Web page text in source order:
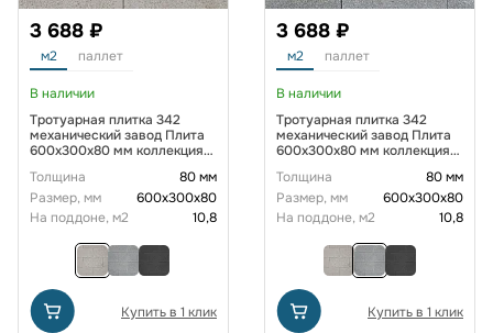
3 688 ₽
м2 паллет
В наличии
Тротуарная плитка 342
механический завод Плита
600х300х80 мм коллекция
Толщина
80 мм
Размер, мм
600х300х80
На поддоне, м2
10,8
Купить в 1 клик
3 688 ₽
м2 паллет
В наличии
Тротуарная плитка 342
механический завод Плита
600х300х80 мм коллекция
Толщина
80 мм
Размер, мм
600х300х80
На поддоне, м2
10,8
Купить в 1 клик